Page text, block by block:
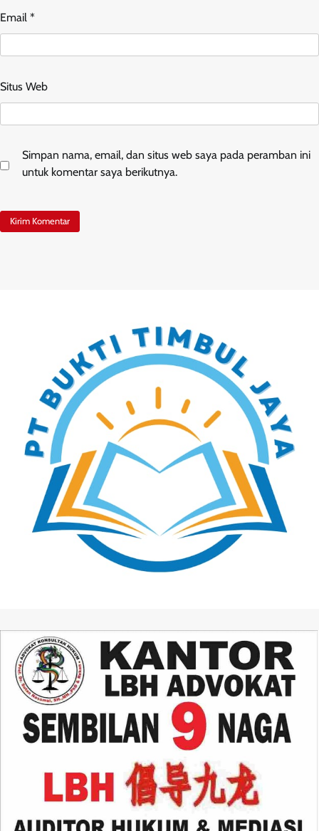
Email *
Situs Web
Simpan nama, email, dan situs web saya pada peramban ini
untuk komentar saya berikutnya.